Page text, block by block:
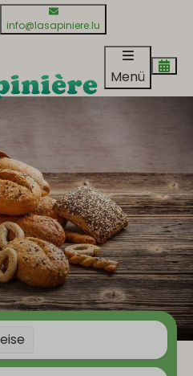
info@lasapiniere.lu
Menü